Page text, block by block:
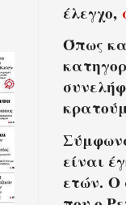
έλεγχο,
Όπως
είναι
ετών. Ο